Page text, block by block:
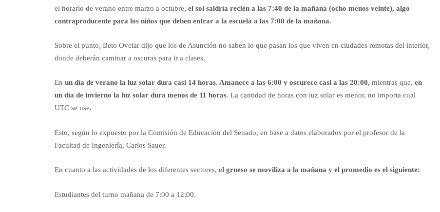
el horario de verano entre marzo a octubre, el sol saldría recién a las 7:40 de la mañana (ocho menos veinte), algo
contraproducente para los niños que deben entrar a la escuela a las 7:00 de la mañana.
Sobre el punto, Beto Ovelar dijo que los de Asunción no saben lo que pasan los que viven en ciudades remotas del interior,
donde deberán caminar a oscuras para ir a clases.
En un día de verano la luz solar dura casi 14 horas. Amanece a las 6:00 y oscurece casi a las 20:00, mientras que, en
un día de invierno la luz solar dura menos de 11 horas. La cantidad de horas con luz solar es menor, no importa cual
UTC se use.
Esto, según lo expuesto por la Comisión de Educación del Senado, en base a datos elaborados por el profesor de la
Facultad de Ingeniería, Carlos Sauer.
En cuanto a las actividades de los diferentes sectores, el grueso se moviliza a la mañana y el promedio es el siguiente:
Estudiantes del turno mañana de 7:00 a 12:00.